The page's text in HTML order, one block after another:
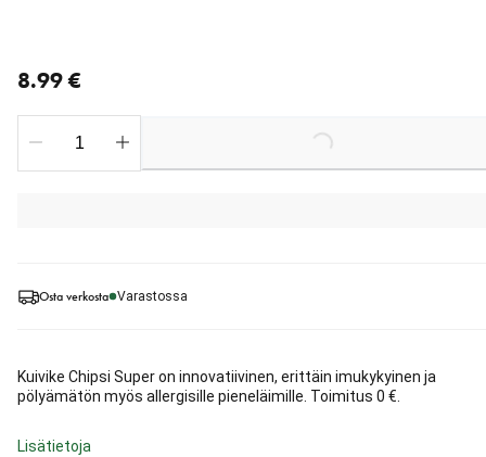
Osta verkosta Varastossa
Kuivike Chipsi Super on innovatiivinen, erittäin imukykyinen ja
pölyämätön myös allergisille pieneläimille. Toimitus 0 €.
Lisätietoja
8.99 €